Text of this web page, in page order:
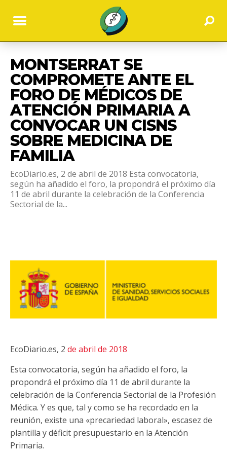
MONTSERRAT SE
COMPROMETE ANTE EL
FORO DE MÉDICOS DE
ATENCIÓN PRIMARIA A
CONVOCAR UN CISNS
SOBRE MEDICINA DE
FAMILIA
EcoDiario.es, 2 de abril de 2018 Esta convocatoria,
según ha añadido el foro, la propondrá el próximo día
11 de abril durante la celebración de la Conferencia
Sectorial de la...
EcoDiario.es, 2 de abril de 2018
Esta convocatoria, según ha añadido el foro, la
propondrá el próximo día 11 de abril durante la
celebración de la Conferencia Sectorial de la Profesión
Médica. Y es que, tal y como se ha recordado en la
reunión, existe una «precariedad laboral», escasez de
plantilla y déficit presupuestario en la Atención
Primaria.